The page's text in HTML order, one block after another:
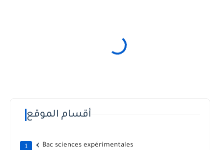
أقسام الموقع
Bac sciences expérimentales
1